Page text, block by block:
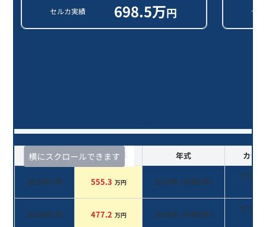
セルカ実績 698.5万円 セ
横にスクロールできます
査定時期 セルカ実績 年式 カラー
2026年7月 555.3 万円 2024年 (令和6年)
ブラッ
系
2026年7月 477.2 万円 2024年 (令和6年)
ブラウ
系